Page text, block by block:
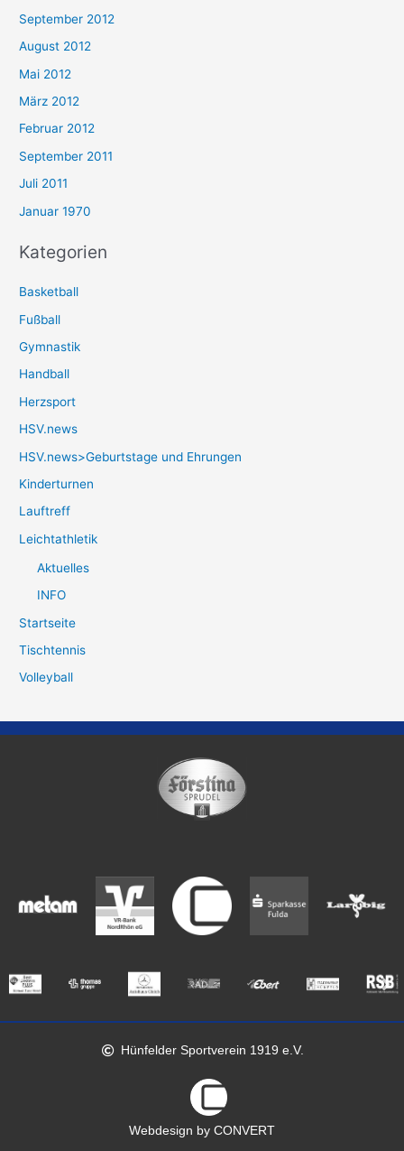
September 2012
August 2012
Mai 2012
März 2012
Februar 2012
September 2011
Juli 2011
Januar 1970
Kategorien
Basketball
Fußball
Gymnastik
Handball
Herzsport
HSV.news
HSV.news>Geburtstage und Ehrungen
Kinderturnen
Lauftreff
Leichtathletik
Aktuelles
INFO
Startseite
Tischtennis
Volleyball
Hünfelder Sportverein 1919 e.V.
Webdesign by CONVERT